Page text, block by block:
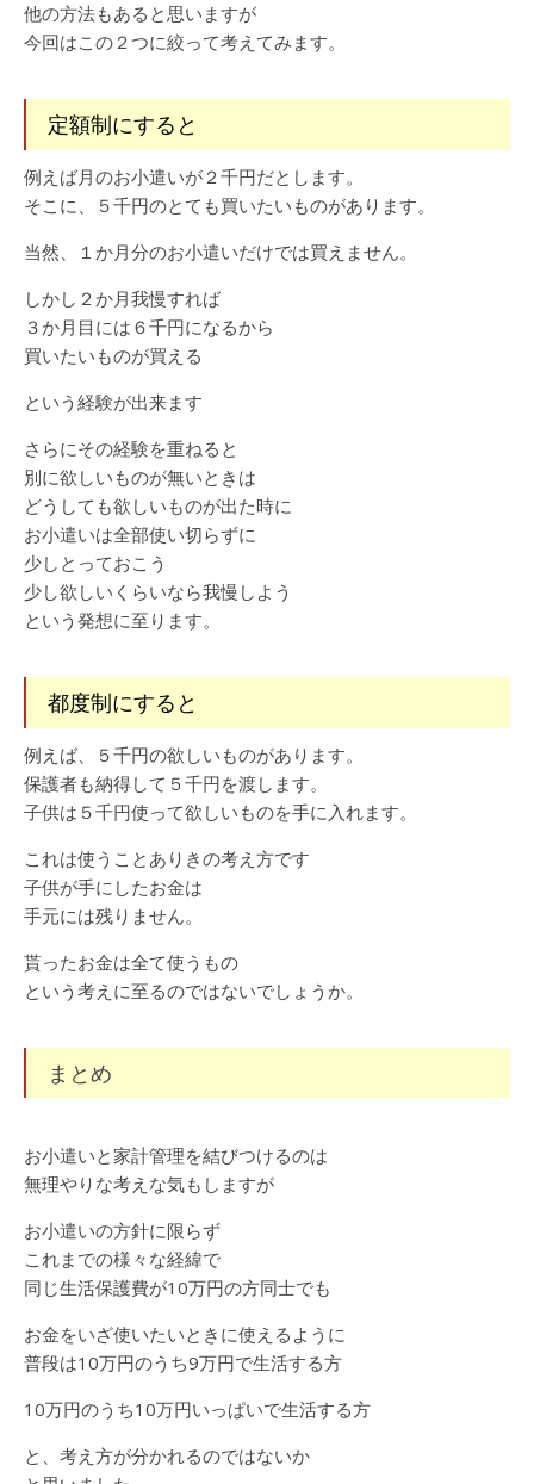
他の方法もあると思いますが
今回はこの２つに絞って考えてみます。
定額制にすると
例えば月のお小遣いが２千円だとします。
そこに、５千円のとても買いたいものがあります。
当然、１か月分のお小遣いだけでは買えません。
しかし２か月我慢すれば
３か月目には６千円になるから
買いたいものが買える
という経験が出来ます
さらにその経験を重ねると
別に欲しいものが無いときは
どうしても欲しいものが出た時に
お小遣いは全部使い切らずに
少しとっておこう
少し欲しいくらいなら我慢しよう
という発想に至ります。
都度制にすると
例えば、５千円の欲しいものがあります。
保護者も納得して５千円を渡します。
子供は５千円使って欲しいものを手に入れます。
これは使うことありきの考え方です
子供が手にしたお金は
手元には残りません。
貰ったお金は全て使うもの
という考えに至るのではないでしょうか。
まとめ
お小遣いと家計管理を結びつけるのは
無理やりな考えな気もしますが
お小遣いの方針に限らず
これまでの様々な経緯で
同じ生活保護費が10万円の方同士でも
お金をいざ使いたいときに使えるように
普段は10万円のうち9万円で生活する方
10万円のうち10万円いっぱいで生活する方
と、考え方が分かれるのではないか